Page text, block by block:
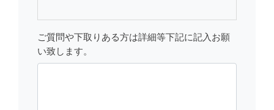
ご質問や下取りある方は詳細等下記に記入お願
い致します。